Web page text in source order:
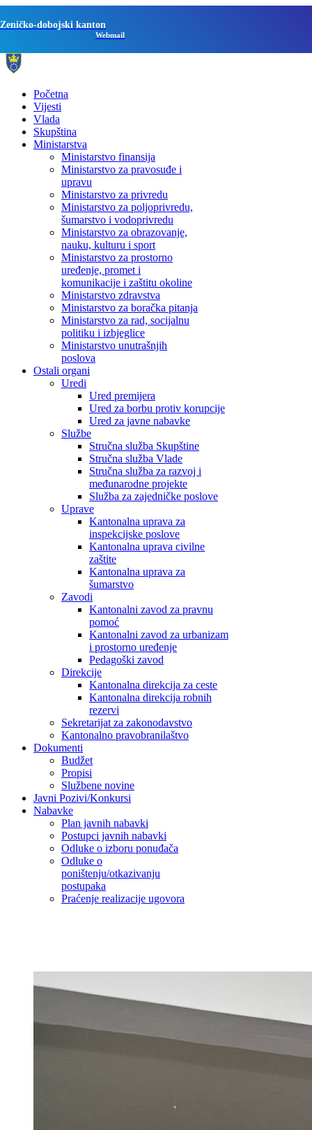
Zeničko-dobojski kanton
Webmail
Početna
Vijesti
Vlada
Skupština
Ministarstva
Ministarstvo finansija
Ministarstvo za pravosuđe i
upravu
Ministarstvo za privredu
Ministarstvo za poljoprivredu,
šumarstvo i vodoprivredu
Ministarstvo za obrazovanje,
nauku, kulturu i sport
Ministarstvo za prostorno
uređenje, promet i
komunikacije i zaštitu okoline
Ministarstvo zdravstva
Ministarstvo za boračka pitanja
Ministarstvo za rad, socijalnu
politiku i izbjeglice
Ministarstvo unutrašnjih
poslova
Ostali organi
Uredi
Ured premijera
Ured za borbu protiv korupcije
Ured za javne nabavke
Službe
Stručna služba Skupštine
Stručna služba Vlade
Stručna služba za razvoj i
međunarodne projekte
Služba za zajedničke poslove
Uprave
Kantonalna uprava za
inspekcijske poslove
Kantonalna uprava civilne
zaštite
Kantonalna uprava za
šumarstvo
Zavodi
Kantonalni zavod za pravnu
pomoć
Kantonalni zavod za urbanizam
i prostorno uređenje
Pedagoški zavod
Direkcije
Kantonalna direkcija za ceste
Kantonalna direkcija robnih
rezervi
Sekretarijat za zakonodavstvo
Kantonalno pravobranilaštvo
Dokumenti
Budžet
Propisi
Službene novine
Javni Pozivi/Konkursi
Nabavke
Plan javnih nabavki
Postupci javnih nabavki
Odluke o izboru ponuđača
Odluke o
poništenju/otkazivanju
postupaka
Praćenje realizacije ugovora